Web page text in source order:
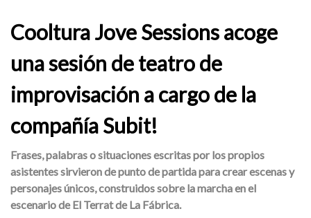
Cooltura Jove Sessions acoge
una sesión de teatro de
improvisación a cargo de la
compañía Subit!
Frases, palabras o situaciones escritas por los propios
asistentes sirvieron de punto de partida para crear escenas y
personajes únicos, construidos sobre la marcha en el
escenario de El Terrat de La Fábrica.